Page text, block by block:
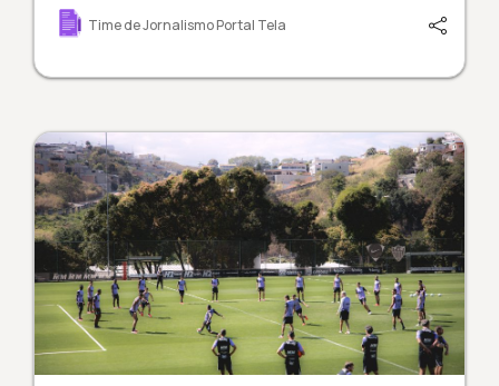
Time de Jornalismo Portal Tela